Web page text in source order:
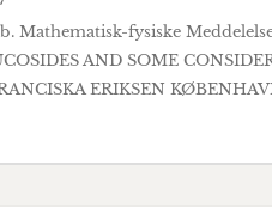
Mathematisk-fysiske
AND SOME
ERIKSEN